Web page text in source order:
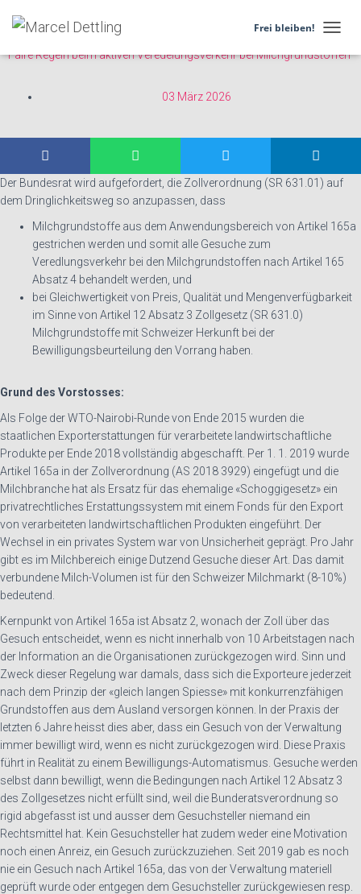
Frei bleiben!
A
N
S
A
T
26.3038
Faire Regeln beim aktiven Veredelungsverkehr bei Milchgrundstoffen
03 März 2026
Der Bundesrat wird aufgefordert, die Zollverordnung (SR 631.01) auf
dem Dringlichkeitsweg so anzupassen, dass
Milchgrundstoffe aus dem Anwendungsbereich von Artikel 165a
gestrichen werden und somit alle Gesuche zum
Veredlungsverkehr bei den Milchgrundstoffen nach Artikel 165
Absatz 4 behandelt werden, und
bei Gleichwertigkeit von Preis, Qualität und Mengenverfügbarkeit
im Sinne von Artikel 12 Absatz 3 Zollgesetz (SR 631.0)
Milchgrundstoffe mit Schweizer Herkunft bei der
Bewilligungsbeurteilung den Vorrang haben.
Grund des Vorstosses:
Als Folge der WTO-Nairobi-Runde von Ende 2015 wurden die
staatlichen Exporterstattungen für verarbeitete landwirtschaftliche
Produkte per Ende 2018 vollständig abgeschafft. Per 1. 1. 2019 wurde
Artikel 165a in der Zollverordnung (AS 2018 3929) eingefügt und die
Milchbranche hat als Ersatz für das ehemalige «Schoggigesetz» ein
privatrechtliches Erstattungssystem mit einem Fonds für den Export
von verarbeiteten landwirtschaftlichen Produkten eingeführt. Der
Wechsel in ein privates System war von Unsicherheit geprägt. Pro Jahr
gibt es im Milchbereich einige Dutzend Gesuche dieser Art. Das damit
verbundene Milch-Volumen ist für den Schweizer Milchmarkt (8-10%)
bedeutend.
Kernpunkt von Artikel 165a ist Absatz 2, wonach der Zoll über das
Gesuch entscheidet, wenn es nicht innerhalb von 10 Arbeitstagen nach
der Information an die Organisationen zurückgezogen wird. Sinn und
Zweck dieser Regelung war damals, dass sich die Exporteure jederzeit
nach dem Prinzip der «gleich langen Spiesse» mit konkurrenzfähigen
Grundstoffen aus dem Ausland versorgen können. In der Praxis der
letzten 6 Jahre heisst dies aber, dass ein Gesuch von der Verwaltung
immer bewilligt wird, wenn es nicht zurückgezogen wird. Diese Praxis
führt in Realität zu einem Bewilligungs-Automatismus. Gesuche werden
selbst dann bewilligt, wenn die Bedingungen nach Artikel 12 Absatz 3
des Zollgesetzes nicht erfüllt sind, weil die Bunderatsverordnung so
rigid abgefasst ist und ausser dem Gesuchsteller niemand ein
Rechtsmittel hat. Kein Gesuchsteller hat zudem weder eine Motivation
noch einen Anreiz, ein Gesuch zurückzuziehen. Seit 2019 gab es noch
nie ein Gesuch nach Artikel 165a, das von der Verwaltung materiell
geprüft wurde oder entgegen dem Gesuchsteller zurückgewiesen resp.